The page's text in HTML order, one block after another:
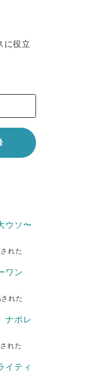
に役立
ウソ〜
れた
ワン
れた
ナポレ
れた
イティ